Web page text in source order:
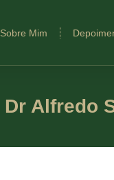
Sobre Mim
Dr Alfredo